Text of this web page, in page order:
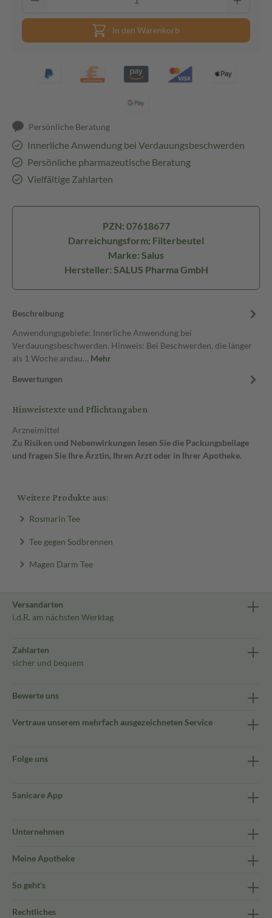
In den Warenkorb
Persönliche Beratung
Innerliche Anwendung bei Verdauungsbeschwerden
Persönliche pharmazeutische Beratung
Vielfältige Zahlarten
PZN: 07618677
Darreichungsform: Filterbeutel
Marke: Salus
Hersteller: SALUS Pharma GmbH
Beschreibung
Anwendungsgebiete: Innerliche Anwendung bei
Verdauungsbeschwerden. Hinweis: Bei Beschwerden, die länger
als 1 Woche andau… Mehr
Bewertungen
Hinweistexte und Pflichtangaben
Arzneimittel
Zu Risiken und Nebenwirkungen lesen Sie die Packungsbeilage
und fragen Sie Ihre Ärztin, Ihren Arzt oder in Ihrer Apotheke.
Weitere Produkte aus:
Rosmarin Tee
Tee gegen Sodbrennen
Magen Darm Tee
Versandarten
i.d.R. am nächsten Werktag
Zahlarten
sicher und bequem
Bewerte uns
Vertraue unserem mehrfach ausgezeichneten Service
Folge uns
Sanicare App
Unternehmen
Meine Apotheke
So geht's
Rechtliches